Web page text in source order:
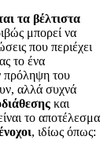
τα βέλτιστα
μπορεί να
που περιέχει
το ένα
πρόληψη του
αλλά συχνά
και
το αποτέλεσμα
, ιδίως όπως: